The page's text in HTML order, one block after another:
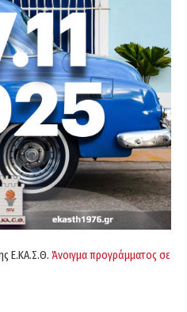
Ε.ΚΑ.Σ.Θ. Άνοιγμα προγράμματος σε